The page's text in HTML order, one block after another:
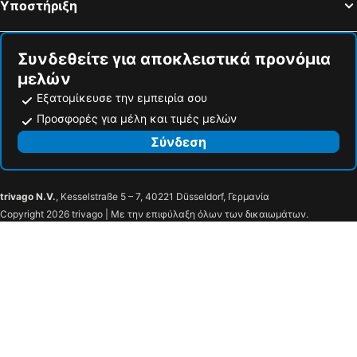
Grosmont, hotels with parking
Υποστήριξη
Συνδεθείτε για αποκλειστικά προνόμια
μελών
Εξατομίκευσε την εμπειρία σου
Προσφορές για μέλη και τιμές μελών
Σύνδεση
trivago N.V., Kesselstraße 5 – 7, 40221 Düsseldorf, Γερμανία
Copyright 2026 trivago | Με την επιφύλαξη όλων των δικαιωμάτων.